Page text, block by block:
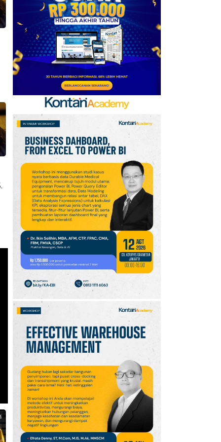
Baru, Ini Daftar 54
Saham HSC BEI per 6
Agustus 2026
7
UEFA hingga Luis Figo,
Ini Daftar Pihak yang
Menentang Gianni
Infantino
8
Krisis Migrasi Ancam
Status Maroko sebagai
Tuan Rumah Piala Dunia
2030
Promo Super Hemat
Indomaret 6–19 Agustus
2026, Diskon Kebutuhan
Rumah hingga 40%
10 Jadwal Persija vs Arema
FC Perebutan Juara 3
Piala Presiden 2026,
Kick-off Sore Ini